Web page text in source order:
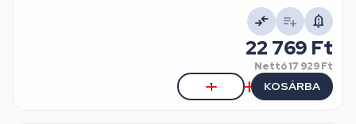
22 769 Ft
Nettó17 929 Ft
KOSÁRBA